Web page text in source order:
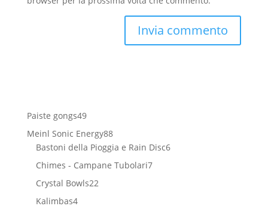
Paiste gongs4949
prodotti
Meinl Sonic Energy8888
prodotti
Bastoni della Pioggia e Rain Disc66
Chimes - Campane Tubolari77
Crystal Bowls2222
Kalimbas44